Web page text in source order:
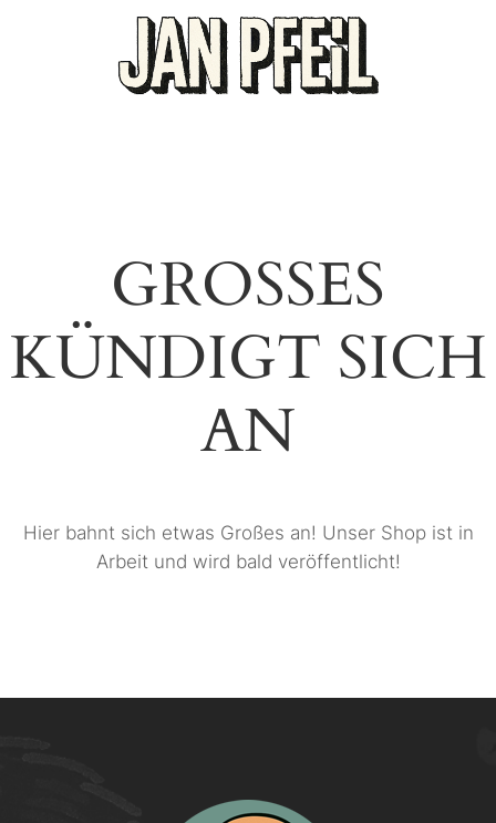
GROSSES K
ÜNDIGT SICH A
N
Hier bahnt sich etwas Großes an! Unser Shop ist in
Arbeit und wird bald veröffentlicht!